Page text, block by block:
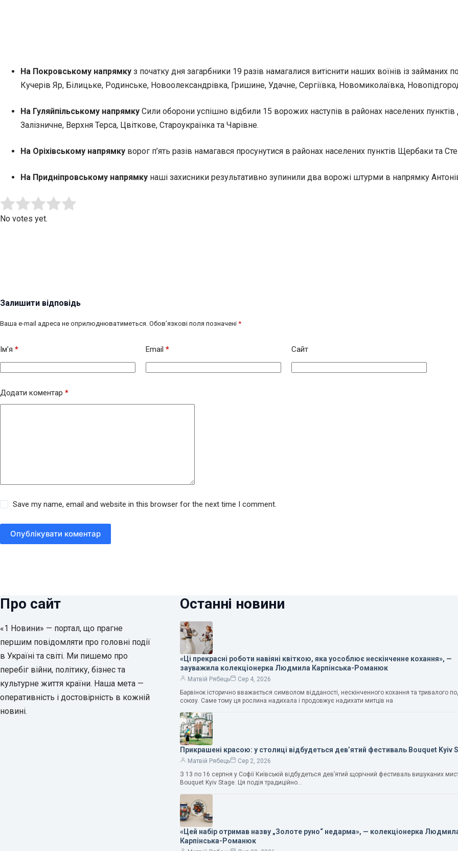
На Покровському напрямку з початку дня загарбники 19 разів намагалися витіснити наших воїнів із займаних
Кучерів Яр, Білицьке, Родинське, Новоолександрівка, Гришине, Удачне, Сергіївка, Новомиколаївка,
На Гуляйпільському напрямку Сили оборони успішно відбили 15 ворожих наступів в районах населених
Залізничне, Верхня Терса, Цвіткове, Староукраїнка та Чарівне.
На Оріхівському напрямку ворог п’ять разів намагався просунутися в районах населених пунктів Щербаки та
На Придніпровському напрямку наші захисники результативно зупинили два ворожі штурми в напрямку
Rate this item:
No votes yet.
Залишити відповідь
Ваша e-mail адреса не оприлюднюватиметься. Обов’язкові поля позначені *
Ім’я * Email * Сайт
Додати коментар *
Save my name, email and website in this browser for the next time I comment.
Опублікувати коментар
Про сайт
«1 Новини» — портал, що прагне
першим повідомляти про головні події
в Україні та світі. Ми пишемо про
перебіг війни, політику, бізнес та
культурне життя країни. Наша мета —
оперативність і достовірність в кожній
новині.
Останні новини
«Ці прекрасні роботи навіяні квіткою, яка уособлює нескінченне кохання», —
зауважила колекціонерка Людмила Карпінська-Романюк
Матвій Рябець
Сер 4, 2026
Барвінок історично вважається символом відданості, нескінченного кохання та тривалого
союзу. Саме тому ця рослина надихала і продовжує надихати митців на
Прикрашені красою: у столиці відбудеться дев’ятий фестиваль Bouquet Kyiv
Матвій Рябець
Сер 2, 2026
З 13 по 16 серпня у Софії Київській відбудеться дев’ятий щорічний фестиваль вишуканих
Bouquet Kyiv Stage. Ця подія традиційно…
«Цей набір отримав назву „Золоте руно“ недарма», — колекціонерка
Карпінська-Романюк